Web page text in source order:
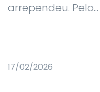
arrependeu. Pelo...
17/02/2026